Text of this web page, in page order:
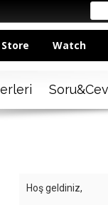
Watch
Hoş geldiniz,